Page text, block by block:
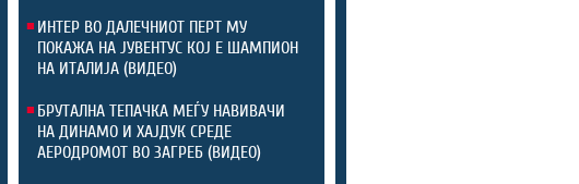
ИНТЕР ВО ДАЛЕЧНИОТ ПЕРТ МУ
ПОКАЖА НА ЈУВЕНТУС КОЈ Е ШАМПИОН
НА ИТАЛИЈА (ВИДЕО)
БРУТАЛНА ТЕПАЧКА МЕЃУ НАВИВАЧИ
НА ДИНАМО И ХАЈДУК СРЕДЕ
АЕРОДРОМОТ ВО ЗАГРЕБ (ВИДЕО)